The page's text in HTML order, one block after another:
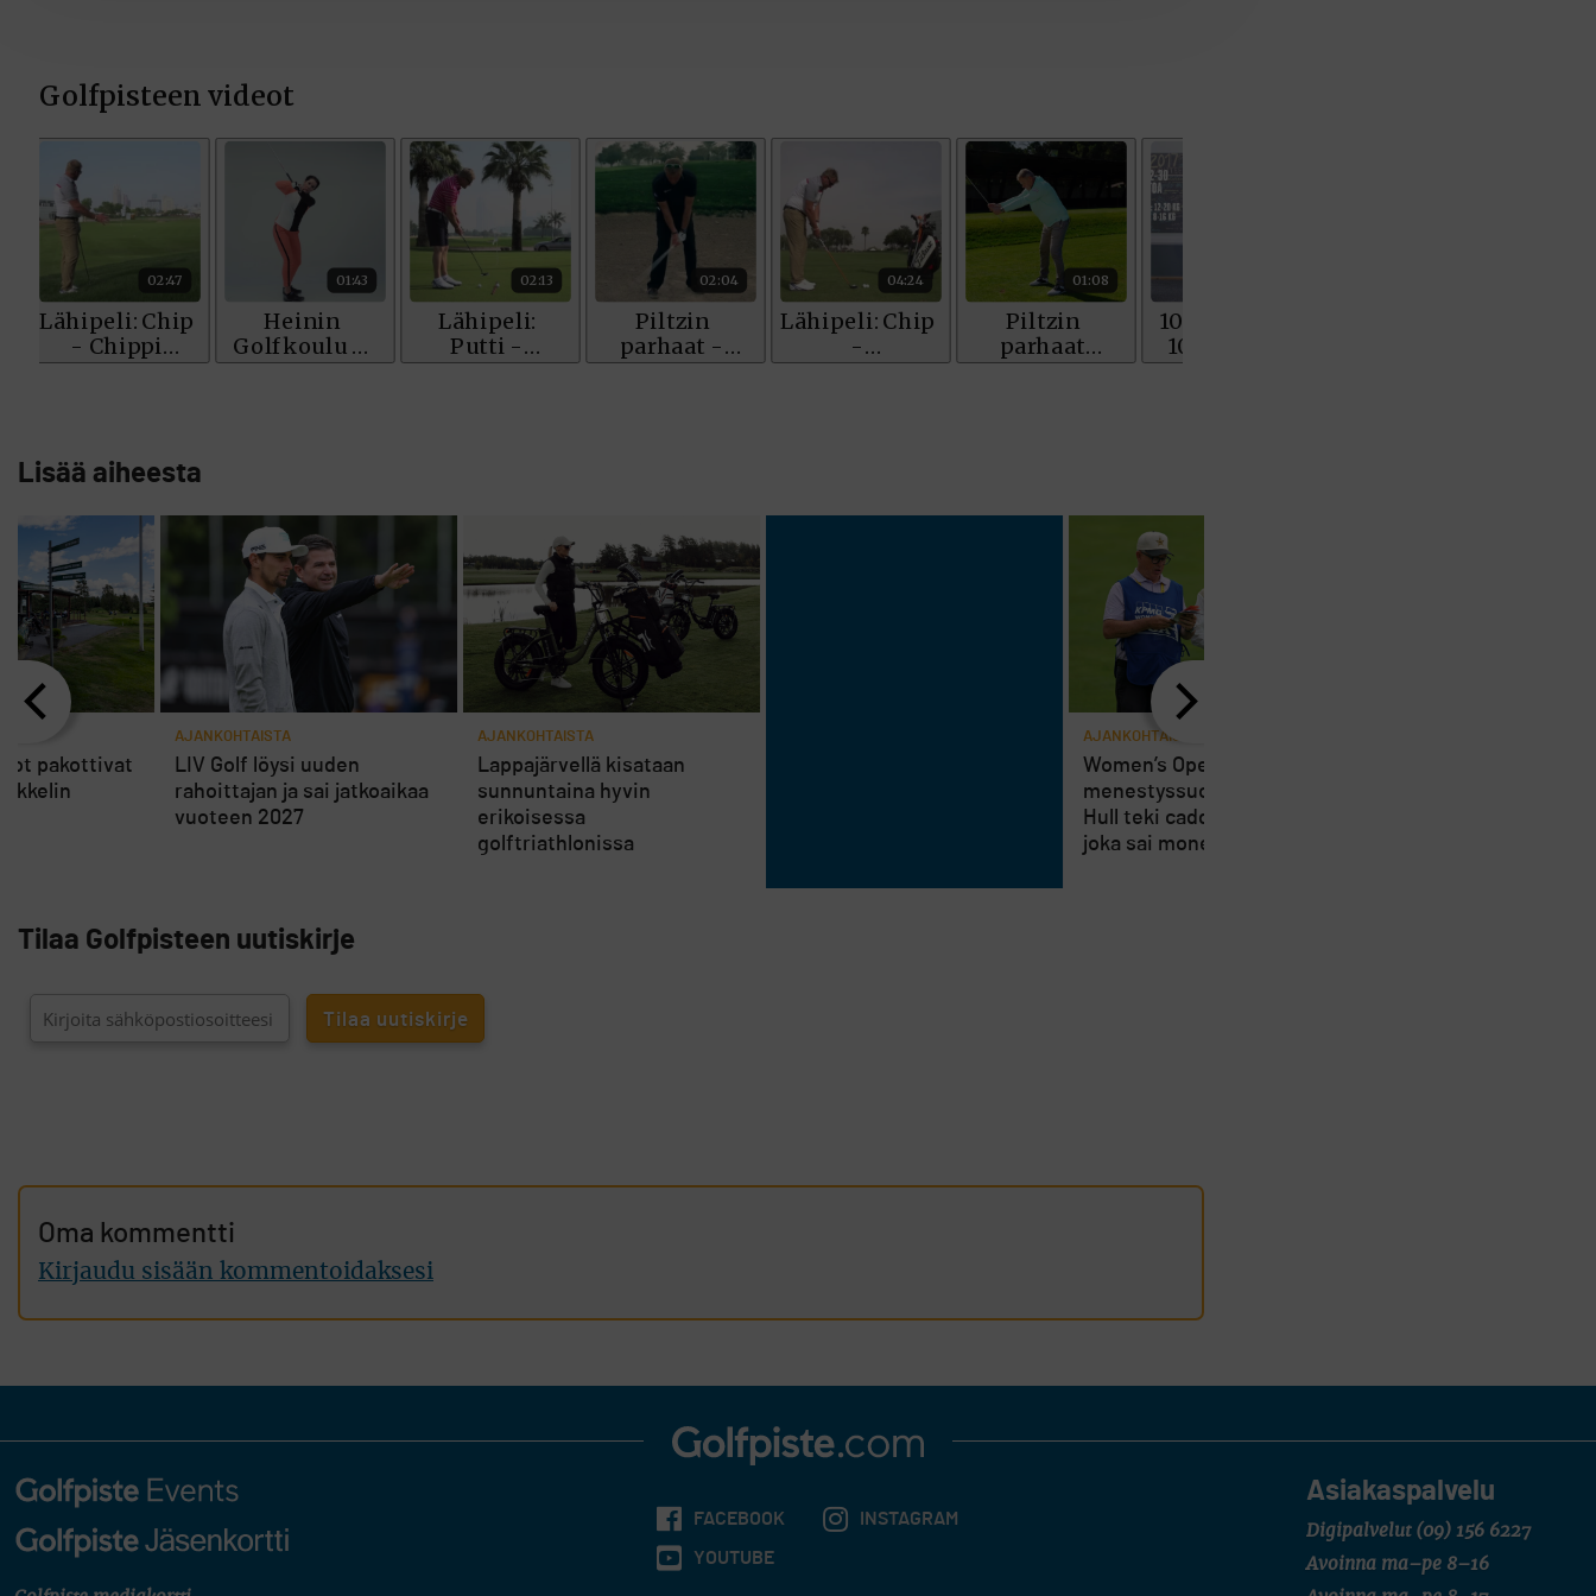
Lisää aiheesta
AJANKOHTAISTA
Lappajärvellä kisataan
sunnuntaina hyvin
erikoisessa
golftriathlonissa
AJANKOHTAISTA
Women’s Openin
menestyssuosikki Charley
Hull teki caddielleen pilan,
joka sai monet suuttumaan
pakottivat
AJANKOHTAISTA
LIV Golf löysi uuden
rahoittajan ja sai jatkoaikaa
vuoteen 2027
Tilaa Golfpisteen uutiskirje
Oma kommentti
Kirjaudu sisään kommentoidaksesi
Asiakaspalvelu
Digipalvelut (09) 156 6227
Avoinna ma–pe 8–16
FACEBOOK INSTAGRAM
YOUTUBE